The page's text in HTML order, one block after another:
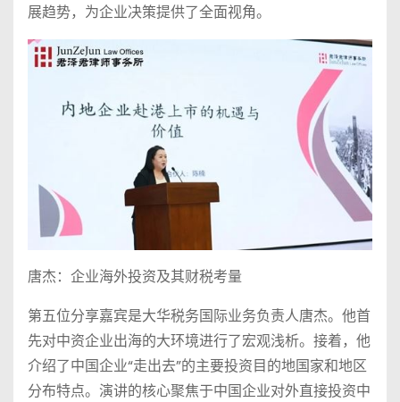
展趋势，为企业决策提供了全面视角。
唐杰：企业海外投资及其财税考量
第五位分享嘉宾是大华税务国际业务负责人唐杰。他首
先对中资企业出海的大环境进行了宏观浅析。接着，他
介绍了中国企业“走出去”的主要投资目的地国家和地区
分布特点。演讲的核心聚焦于中国企业对外直接投资中